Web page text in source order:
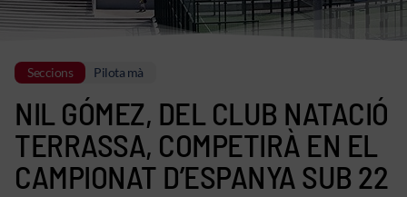
Seccions Pilota mà
NIL GÓMEZ, DEL CLUB NATACIÓ
TERRASSA, COMPETIRÀ EN EL
CAMPIONAT D’ESPANYA SUB 22